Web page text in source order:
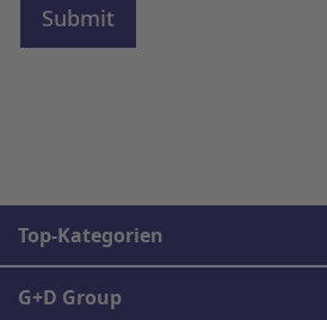
Top-Kategorien
G+D Group